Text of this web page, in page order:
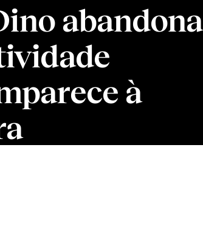
abandona
à